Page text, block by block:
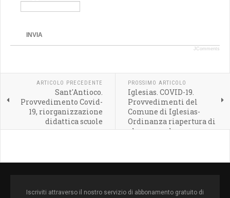
INVIA
JComments
ARTICOLO PRECEDENTE
Sant'Antioco.
Provvedimento Covid-
19, riorganizzazione
didattica scuole
PROSSIMO ARTICOLO
Iglesias. COVID-19.
Provvedimenti del
Comune di Iglesias-
Ordinanza riapertura di
alcune scuole
Iscriviti attraverso il nostro servizio di abbonamento gratuito di